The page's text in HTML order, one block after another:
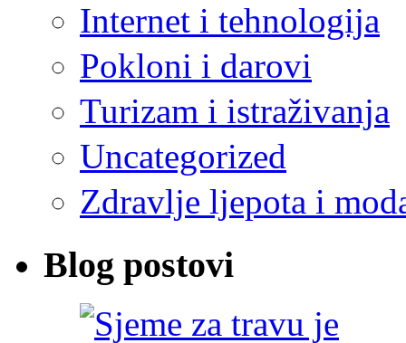
Internet i tehnologija
Pokloni i darovi
Turizam i istraživanja
Uncategorized
Zdravlje ljepota i
Blog postovi